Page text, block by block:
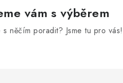
vám s výběrem
něčím poradit? Jsme tu pro vás!